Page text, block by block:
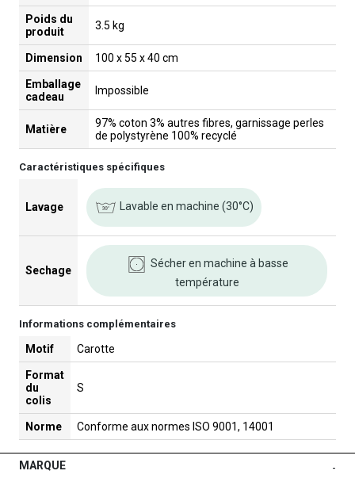
Poids du
produit
3.5 kg
Dimension 100 x 55 x 40 cm
Emballage
cadeau
Impossible
Matière
97% coton 3% autres fibres, garnissage perles
de polystyrène 100% recyclé
Caractéristiques spécifiques
Lavage Lavable en machine (30°C)
Sechage
Sécher en machine à basse
température
Informations complémentaires
Motif Carotte
Format
du
colis
S
Norme Conforme aux normes ISO 9001, 14001
MARQUE -